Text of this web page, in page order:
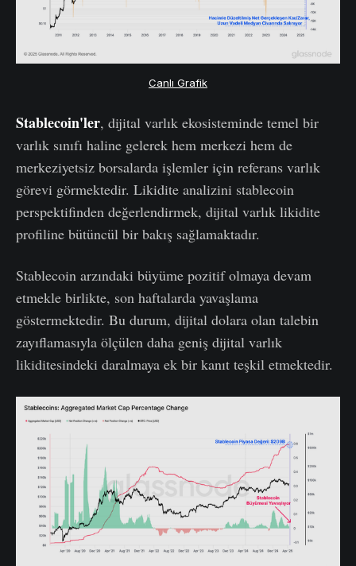
Canlı Grafik
Stablecoin'ler, dijital varlık ekosisteminde temel bir
varlık sınıfı haline gelerek hem merkezi hem de
merkeziyetsiz borsalarda işlemler için referans varlık
görevi görmektedir. Likidite analizini stablecoin
perspektifinden değerlendirmek, dijital varlık likidite
profiline bütüncül bir bakış sağlamaktadır.
Stablecoin arzındaki büyüme pozitif olmaya devam
etmekle birlikte, son haftalarda yavaşlama
göstermektedir. Bu durum, dijital dolara olan talebin
zayıflamasıyla ölçülen daha geniş dijital varlık
likiditesindeki daralmaya ek bir kanıt teşkil etmektedir.